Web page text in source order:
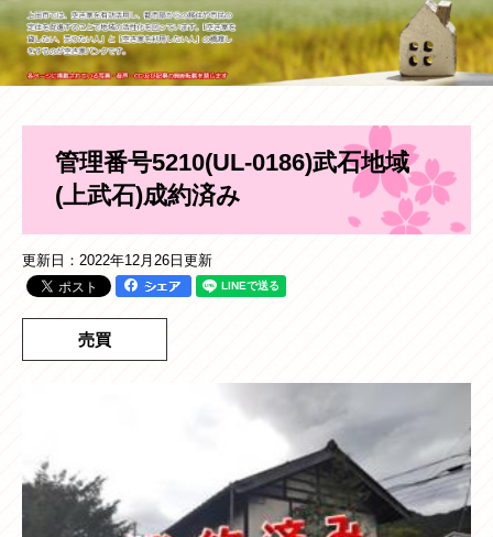
管理番号5210(UL-0186)武石地域
(上武石)成約済み
更新日：2022年12月26日更新
売買